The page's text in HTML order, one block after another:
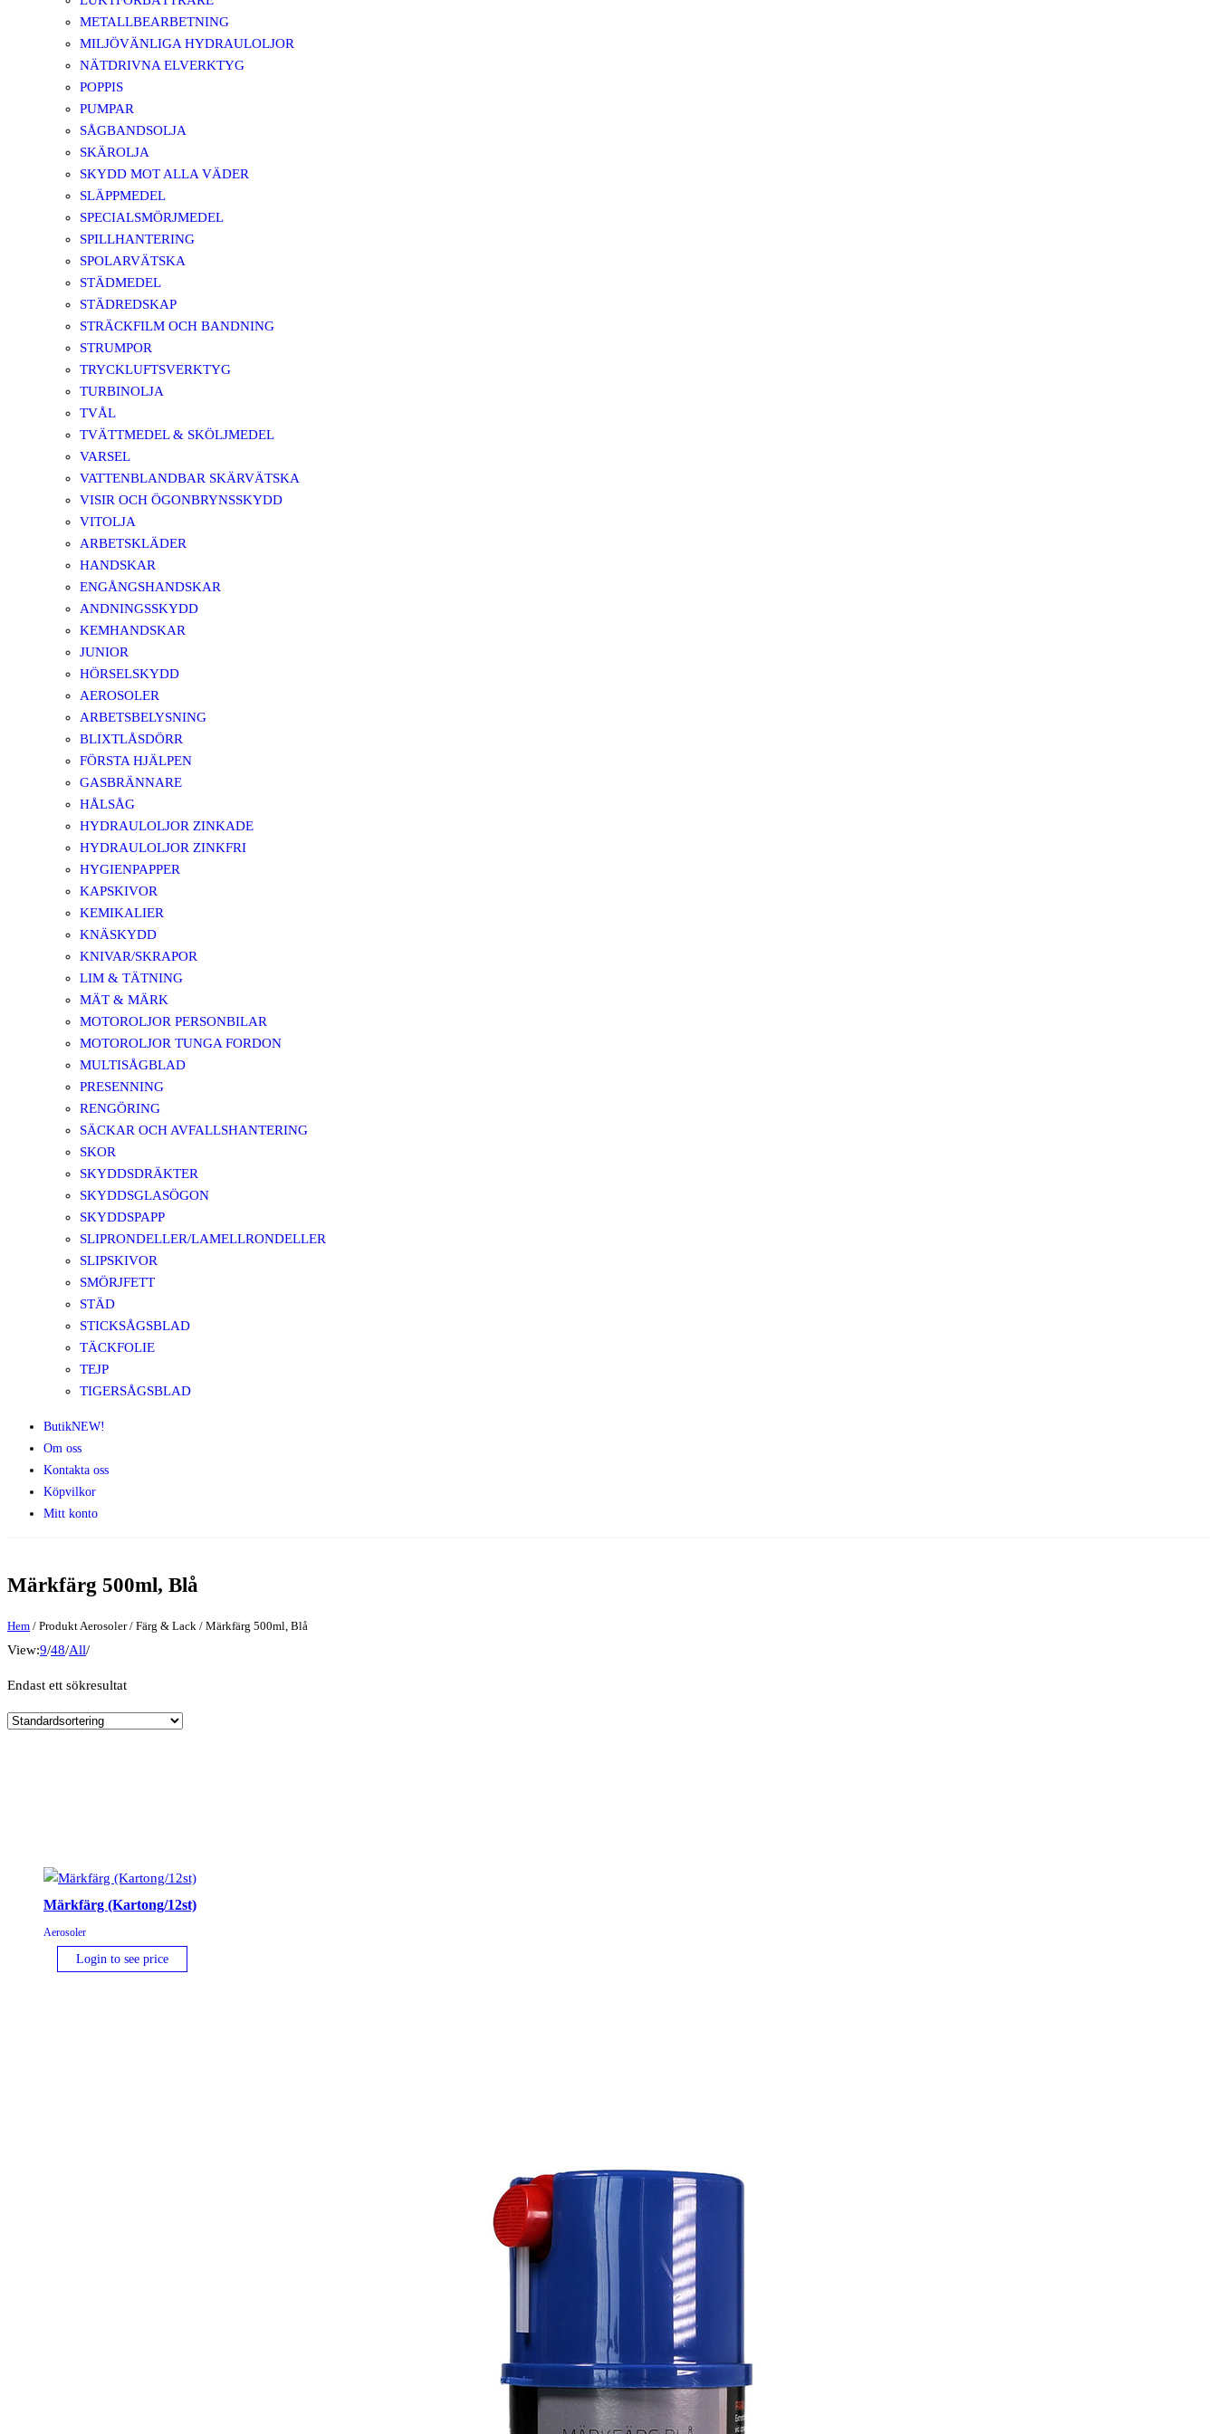
METALLBEARBETNING
MILJÖVÄNLIGA HYDRAULOLJOR
NÄTDRIVNA ELVERKTYG
POPPIS
PUMPAR
SÅGBANDSOLJA
SKÄROLJA
SKYDD MOT ALLA VÄDER
SLÄPPMEDEL
SPECIALSMÖRJMEDEL
SPILLHANTERING
SPOLARVÄTSKA
STÄDMEDEL
STÄDREDSKAP
STRÄCKFILM OCH BANDNING
STRUMPOR
TRYCKLUFTSVERKTYG
TURBINOLJA
TVÅL
TVÄTTMEDEL & SKÖLJMEDEL
VARSEL
VATTENBLANDBAR SKÄRVÄTSKA
VISIR OCH ÖGONBRYNSSKYDD
VITOLJA
ARBETSKLÄDER
HANDSKAR
ENGÅNGSHANDSKAR
ANDNINGSSKYDD
KEMHANDSKAR
JUNIOR
HÖRSELSKYDD
AEROSOLER
ARBETSBELYSNING
BLIXTLÅSDÖRR
FÖRSTA HJÄLPEN
GASBRÄNNARE
HÅLSÅG
HYDRAULOLJOR ZINKADE
HYDRAULOLJOR ZINKFRI
HYGIENPAPPER
KAPSKIVOR
KEMIKALIER
KNÄSKYDD
KNIVAR/SKRAPOR
LIM & TÄTNING
MÄT & MÄRK
MOTOROLJOR PERSONBILAR
MOTOROLJOR TUNGA FORDON
MULTISÅGBLAD
PRESENNING
RENGÖRING
SÄCKAR OCH AVFALLSHANTERING
SKOR
SKYDDSDRÄKTER
SKYDDSGLASÖGON
SKYDDSPAPP
SLIPRONDELLER/LAMELLRONDELLER
SLIPSKIVOR
SMÖRJFETT
STÄD
STICKSÅGSBLAD
TÄCKFOLIE
TEJP
TIGERSÅGSBLAD
ButikNEW!
Om oss
Kontakta oss
Köpvilkor
Mitt konto
Märkfärg 500ml, Blå
Hem / Produkt Aerosoler / Färg & Lack / Märkfärg 500ml, Blå
View:9/48/All/
Endast ett sökresultat
Märkfärg (Kartong/12st)
Aerosoler
Login to see price